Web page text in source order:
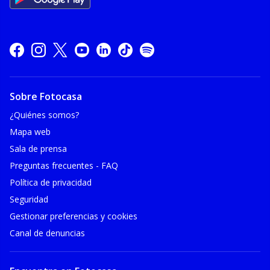
Sobre Fotocasa
¿Quiénes somos?
Mapa web
Sala de prensa
Preguntas frecuentes - FAQ
Política de privacidad
Seguridad
Gestionar preferencias y cookies
Canal de denuncias